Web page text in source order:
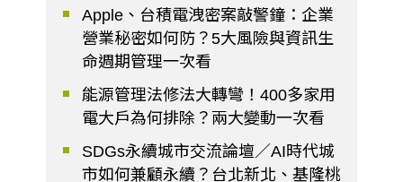
Apple、台積電洩密案敲警鐘：企業
營業秘密如何防？5大風險與資訊生
命週期管理一次看
能源管理法修法大轉彎！400多家用
電大戶為何排除？兩大變動一次看
SDGs永續城市交流論壇／AI時代城
市如何兼顧永續？台北新北、基隆桃